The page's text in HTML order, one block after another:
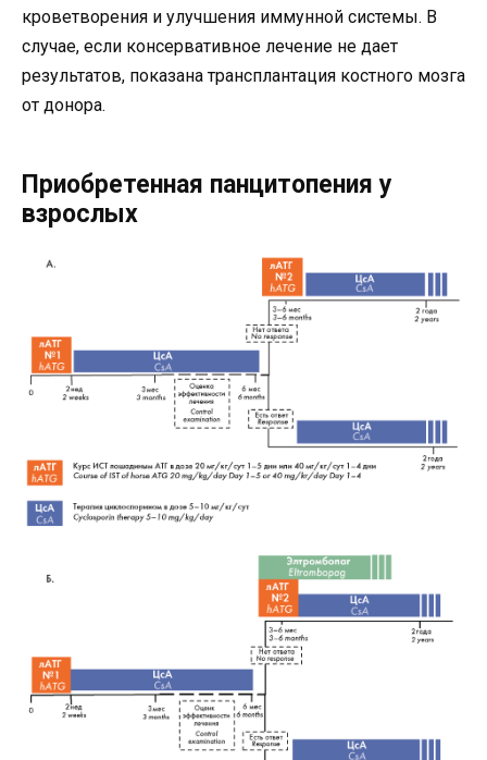
кроветворения и улучшения иммунной системы. В
случае, если консервативное лечение не дает
результатов, показана трансплантация костного мозга
от донора.
Приобретенная панцитопения у
взрослых